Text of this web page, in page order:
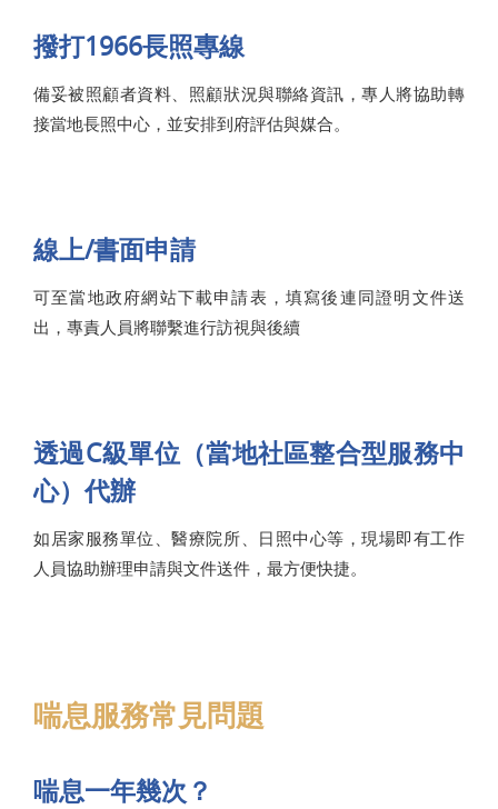
撥打1966長照專線
備妥被照顧者資料、照顧狀況與聯絡資訊，專人將協助轉
接當地長照中心，並安排到府評估與媒合。
線上/書面申請
可至當地政府網站下載申請表，填寫後連同證明文件送
出，專責人員將聯繫進行訪視與後續
透過C級單位（當地社區整合型服務中
心）代辦
如居家服務單位、醫療院所、日照中心等，現場即有工作
人員協助辦理申請與文件送件，最方便快捷。
喘息服務常見問題
喘息一年幾次？